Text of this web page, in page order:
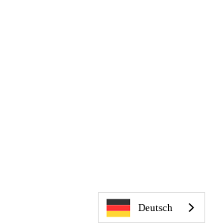
Deutsch